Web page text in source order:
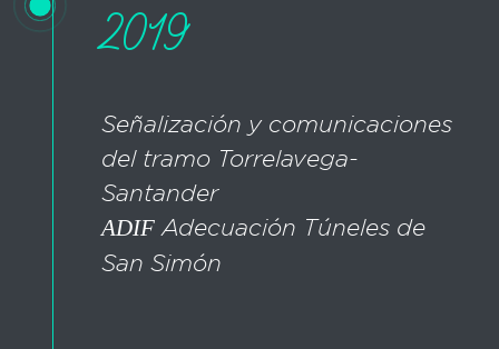
2019
Señalización y comunicaciones
del tramo Torrelavega-
Santander
ADIF Adecuación Túneles de
San Simón